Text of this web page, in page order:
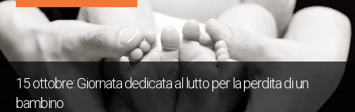
15 ottobre: Giornata dedicata al lutto per la perdita di un
bambino